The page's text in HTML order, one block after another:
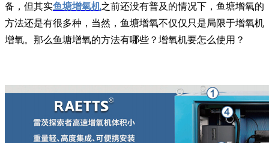
备，但其实鱼塘增氧机之前还没有普及的情况下，鱼塘增氧的
方法还是有很多种，当然，鱼塘增氧不仅仅只是局限于增氧机
增氧。那么鱼塘增氧的方法有哪些？增氧机要怎么使用？